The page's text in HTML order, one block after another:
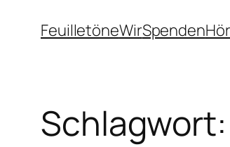
InhaltFeuilletöneWirSpenden
Schlagwort: